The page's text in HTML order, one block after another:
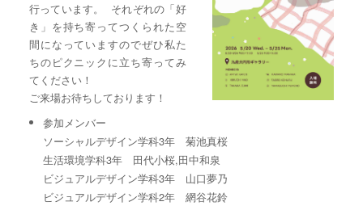
行っています。 それぞれの「好
き」を持ち寄ってつくられた空
間になっていますのでぜひ私た
ちのピクニックに立ち寄ってみ
てください！
ご来場お待ちしております！
参加メンバー
ソーシャルデザイン学科3年 菊池真桜
生活環境学科3年 田代小桜,田中和泉
ビジュアルデザイン学科3年 山口夢乃
ビジュアルデザイン学科2年 網谷花鈴